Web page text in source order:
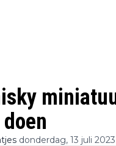
donderdag, 13 juli